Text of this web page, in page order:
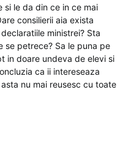
si le da din ce in ce mai
consilierii aia exista
ministrei? Sta
se petrece? Sa le puna pe
in doare undeva de elevi si
ca ii intereseaza
nu mai reusesc cu toate